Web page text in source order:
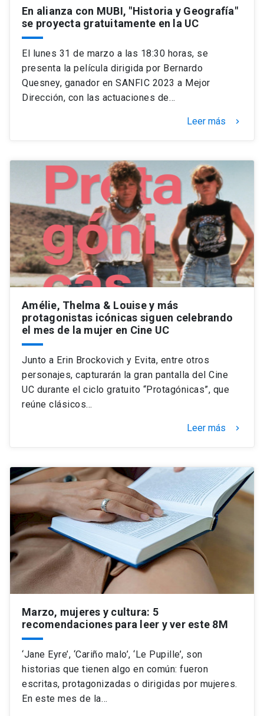
En alianza con MUBI, "Historia y Geografía"
se proyecta gratuitamente en la UC
El lunes 31 de marzo a las 18:30 horas, se
presenta la película dirigida por Bernardo
Quesney, ganador en SANFIC 2023 a Mejor
Dirección, con las actuaciones de…
Leer más keyboard_arrow_right
Amélie, Thelma & Louise y más
protagonistas icónicas siguen celebrando
el mes de la mujer en Cine UC
Junto a Erin Brockovich y Evita, entre otros
personajes, capturarán la gran pantalla del Cine
UC durante el ciclo gratuito “Protagónicas”, que
reúne clásicos…
Leer más keyboard_arrow_right
Marzo, mujeres y cultura: 5
recomendaciones para leer y ver este 8M
‘Jane Eyre’, ‘Cariño malo’, ‘Le Pupille’, son
historias que tienen algo en común: fueron
escritas, protagonizadas o dirigidas por mujeres.
En este mes de la…